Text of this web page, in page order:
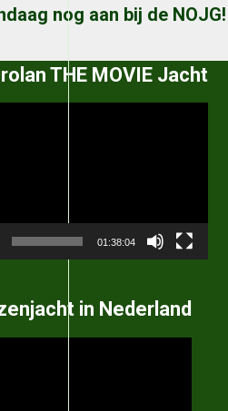
nog aan bij de NOJG!
THE MOVIE Jacht
01:38:04
in Nederland